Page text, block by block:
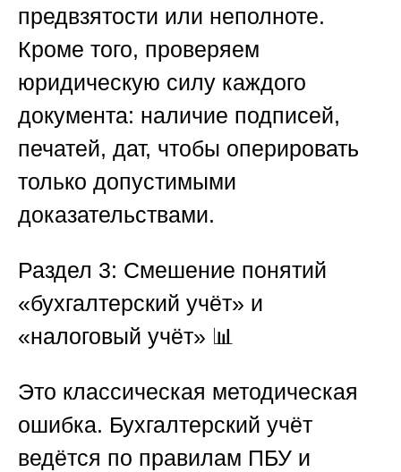
предвзятости или неполноте.
Кроме того, проверяем
юридическую силу каждого
документа: наличие подписей,
печатей, дат, чтобы оперировать
только допустимыми
доказательствами.
Раздел 3: Смешение понятий
«бухгалтерский учёт» и
«налоговый учёт» 📊
Это классическая методическая
ошибка. Бухгалтерский учёт
ведётся по правилам ПБУ и